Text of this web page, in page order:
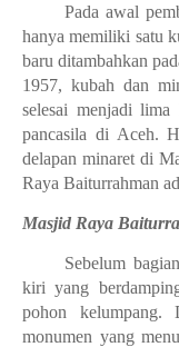
Pada awal
hanya memiliki satu
baru ditambahkan
1957, kubah dan
selesai menjadi lima
pancasila di Aceh.
delapan minaret di
Raya Baiturrahman
Masjid Raya
Sebelum
kiri yang
pohon kelumpang.
monumen yang